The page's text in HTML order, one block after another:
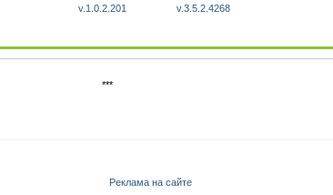
v.1.0.2.201
v.3.5.2.4268
***
Реклама на сайте